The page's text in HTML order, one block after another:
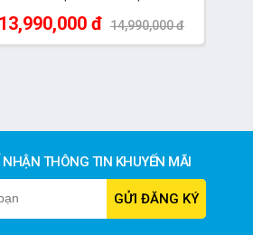
Đen)
13,990,000 đ 14,990,000 đ
THÔNG TIN KHUYẾN MÃI